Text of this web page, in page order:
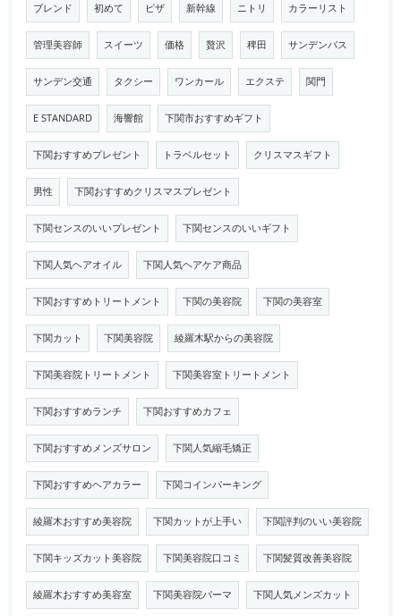
ブレンド 初めて ピザ 新幹線 ニトリ カラーリスト
管理美容師 スイーツ 価格 贅沢 稗田 サンデンバス
サンデン交通 タクシー ワンカール エクステ 関門
E STANDARD 海響館 下関市おすすめギフト
下関おすすめプレゼント トラベルセット クリスマスギフト
男性 下関おすすめクリスマスプレゼント
下関センスのいいプレゼント 下関センスのいいギフト
下関人気ヘアオイル 下関人気ヘアケア商品
下関おすすめトリートメント 下関の美容院 下関の美容室
下関カット 下関美容院 綾羅木駅からの美容院
下関美容院トリートメント 下関美容室トリートメント
下関おすすめランチ 下関おすすめカフェ
下関おすすめメンズサロン 下関人気縮毛矯正
下関おすすめヘアカラー 下関コインパーキング
綾羅木おすすめ美容院 下関カットが上手い 下関評判のいい美容院
下関キッズカット美容院 下関美容院口コミ 下関髪質改善美容院
綾羅木おすすめ美容室 下関美容院パーマ 下関人気メンズカット